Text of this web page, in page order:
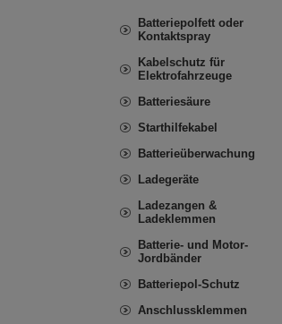
Batteriepolfett oder
Kontaktspray
Kabelschutz für
Elektrofahrzeuge
Batteriesäure
Starthilfekabel
Batterieüberwachung
Ladegeräte
Ladezangen &
Ladeklemmen
Batterie- und Motor-
Jordbänder
Batteriepol-Schutz
Anschlussklemmen